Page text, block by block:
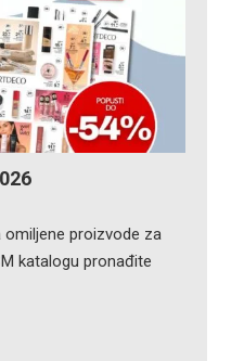
omiljene proizvode za
katalogu pronađite